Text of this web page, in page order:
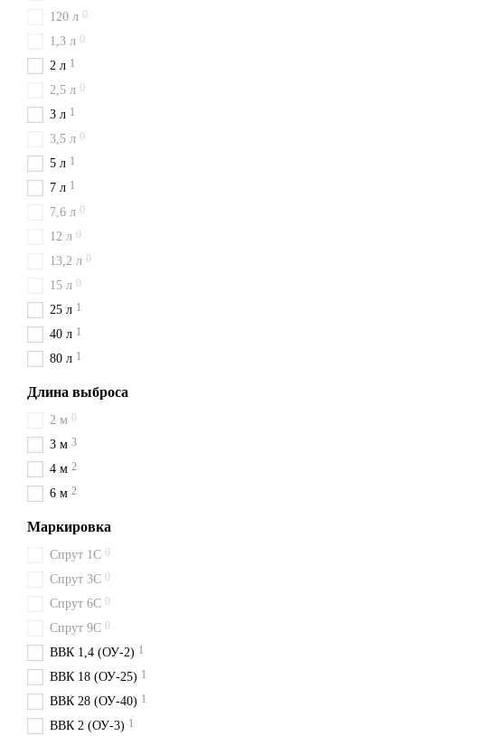
120 л 0
1,3 л 0
2 л 1
2,5 л 0
3 л 1
3,5 л 0
5 л 1
7 л 1
7,6 л 0
12 л 0
13,2 л 0
15 л 0
25 л 1
40 л 1
80 л 1
Длина выброса
2 м 0
3 м 3
4 м 2
6 м 2
Маркировка
Спрут 1С 0
Спрут 3С 0
Спрут 6С 0
Спрут 9С 0
ВВК 1,4 (ОУ-2) 1
ВВК 18 (ОУ-25) 1
ВВК 28 (ОУ-40) 1
ВВК 2 (ОУ-3) 1